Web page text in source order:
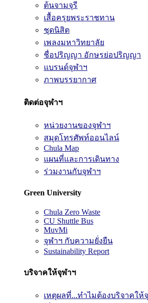
ต้นจามจุรี
เสื้อครุยพระราชทาน
ชุดนิสิต
เพลงมหาวิทยาลัย
ชื่อปริญญา อักษรย่อปริญญา
แบรนด์จุฬาฯ
ภาพบรรยากาศ
ติดต่อจุฬาฯ
หน่วยงานของจุฬาฯ
สมุดโทรศัพท์ออนไลน์
Chula Map
แผนที่และการเดินทาง
ร่วมงานกับจุฬาฯ
Green University
Chula Zero Waste
CU Shuttle Bus
MuvMi
จุฬาฯ กับความยั่งยืน
Sustainability Report
บริจาคให้จุฬาฯ
เหตุผลที่...ทำไมต้องบริจาคให้